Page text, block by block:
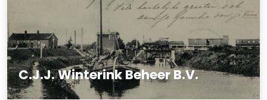
C.J.J. Winterink Beheer B.V.